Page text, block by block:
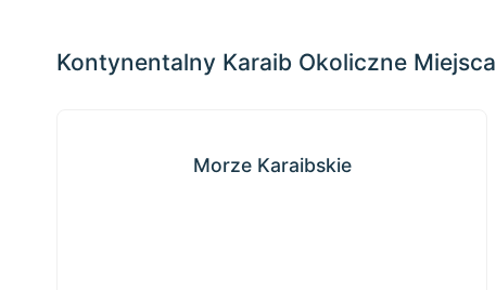
Kontynentalny Karaib Okoliczne Miejsca
Morze Karaibskie